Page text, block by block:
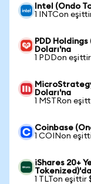
Intel (Ondo
1 INTCon
PDD
Doları'na
1 PDDon
Doları'na
1 MSTRon
Coinbase
1 COINon
iShares 20+
1 TLTon eşittir